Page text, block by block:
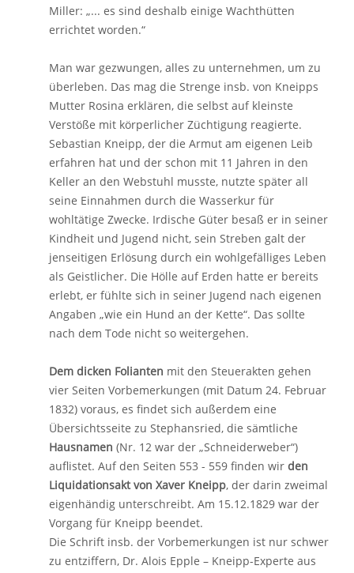
Miller: „... es sind deshalb einige Wachthütten
errichtet worden.“
Man war gezwungen, alles zu unternehmen, um zu
überleben. Das mag die Strenge insb. von Kneipps
Mutter Rosina erklären, die selbst auf kleinste
Verstöße mit körperlicher Züchtigung reagierte.
Sebastian Kneipp, der die Armut am eigenen Leib
erfahren hat und der schon mit 11 Jahren in den
Keller an den Webstuhl musste, nutzte später all
seine Einnahmen durch die Wasserkur für
wohltätige Zwecke. Irdische Güter besaß er in seiner
Kindheit und Jugend nicht, sein Streben galt der
jenseitigen Erlösung durch ein wohlgefälliges Leben
als Geistlicher. Die Hölle auf Erden hatte er bereits
erlebt, er fühlte sich in seiner Jugend nach eigenen
Angaben „wie ein Hund an der Kette“. Das sollte
nach dem Tode nicht so weitergehen.
Dem dicken Folianten mit den Steuerakten gehen
vier Seiten Vorbemerkungen (mit Datum 24. Februar
1832) voraus, es findet sich außerdem eine
Übersichtsseite zu Stephansried, die sämtliche
Hausnamen (Nr. 12 war der „Schneiderweber“)
auflistet. Auf den Seiten 553 - 559 finden wir den
Liquidationsakt von Xaver Kneipp, der darin zweimal
eigenhändig unterschreibt. Am 15.12.1829 war der
Vorgang für Kneipp beendet.
Die Schrift insb. der Vorbemerkungen ist nur schwer
zu entziffern, Dr. Alois Epple – Kneipp-Experte aus